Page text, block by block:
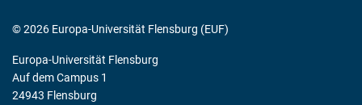
© 2026 Europa-Universität Flensburg (EUF)
Europa-Universität Flensburg
Auf dem Campus 1
24943 Flensburg